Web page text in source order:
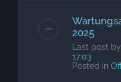
2025
Last post by
17:03
Posted in